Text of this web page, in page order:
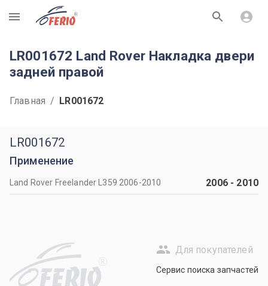
R
LR001672 Land Rover Накладка двери
задней правой
Главная / LR001672
LR001672
Применение
Land Rover Freelander L359 2006-2010 2006- 2010
R
Для покупателей
Сервис поиска запчастей